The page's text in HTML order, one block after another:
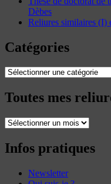
Dèbes
Reliures similaires (I)
Catégories
Catégories
Toutes mes
Toutes
reliures
Infos pratiques
Newsletter